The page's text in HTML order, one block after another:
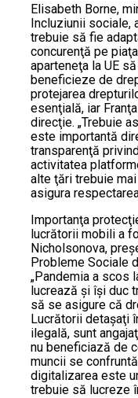
Elisabeth Borne,
Incluziunii sociale,
trebuie să fie
concurenţă pe
aparteneţa la UE
beneficieze de
protejarea
esenţială, iar
direcţie. „Trebuie
este importantă
transparenţă
activitatea
alte ţări trebuie
asigura
Importanţa
lucrătorii mobili a
Nicholsonova,
Probleme Sociale
„Pandemia a scos
lucrează şi îşi duc
să se asigure că
Lucrătorii detaşaţi
ilegală, sunt
nu beneficiază de
muncii se
digitalizarea este
trebuie să lucreze